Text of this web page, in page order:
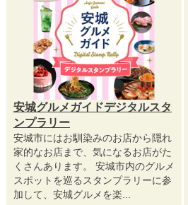
安城グルメガイドデジタルスタ
ンプラリー
安城市にはお馴染みのお店から隠れ
家的なお店まで、気になるお店がた
くさんあります。 安城市内のグルメ
スポットを巡るスタンプラリーに参
加して、安城グルメを楽...